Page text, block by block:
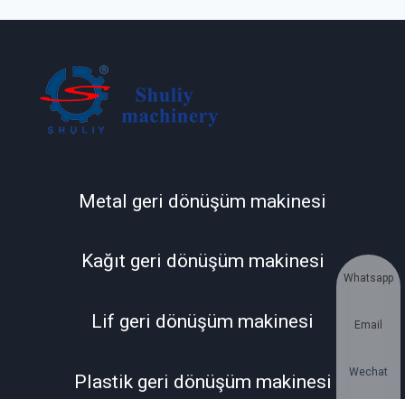
Metal geri dönüşüm makinesi
Kağıt geri dönüşüm makinesi
Lif geri dönüşüm makinesi
Plastik geri dönüşüm makinesi
Whatsapp
Email
Wechat